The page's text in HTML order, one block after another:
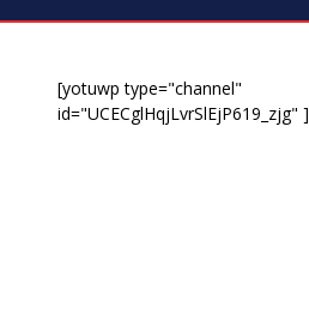
[yotuwp type="channel"
id="UCECglHqjLvrSlEjP619_zjg" ]